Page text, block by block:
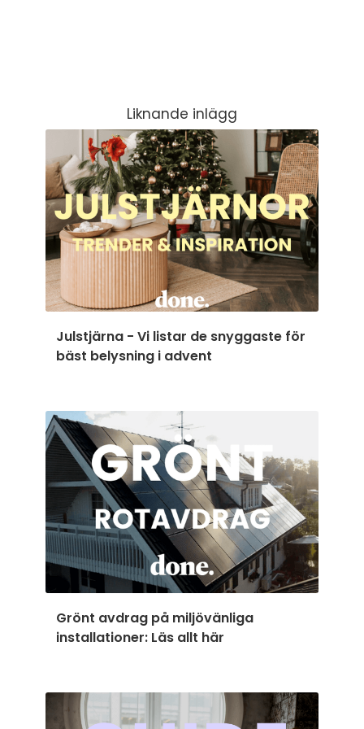
Liknande inlägg
Julstjärna - Vi listar de snyggaste för
bäst belysning i advent
Grönt avdrag på miljövänliga
installationer: Läs allt här